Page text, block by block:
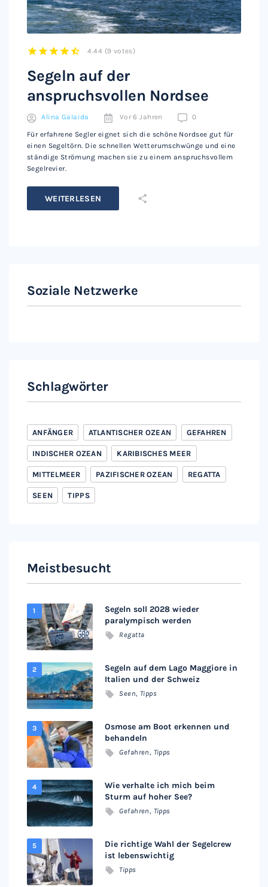
4.44 (9 votes)
Segeln auf der
anspruchsvollen Nordsee
Alina Galaida Vor 6 Jahren 0
Für erfahrene Segler eignet sich die schöne Nordsee gut für
einen Segeltörn. Die schnellen Wetterumschwünge und eine
ständige Strömung machen sie zu einem anspruchsvollem
Segelrevier.
WEITERLESEN
Soziale Netzwerke
Schlagwörter
ANFÄNGER ATLANTISCHER OZEAN GEFAHREN
INDISCHER OZEAN KARIBISCHES MEER
MITTELMEER PAZIFISCHER OZEAN REGATTA
SEEN TIPPS
Meistbesucht
Segeln soll 2028 wieder
paralympisch werden
Regatta
Segeln auf dem Lago Maggiore in
Italien und der Schweiz
Seen, Tipps
Osmose am Boot erkennen und
behandeln
Gefahren, Tipps
Wie verhalte ich mich beim
Sturm auf hoher See?
Gefahren, Tipps
Die richtige Wahl der Segelcrew
ist lebenswichtig
Tipps